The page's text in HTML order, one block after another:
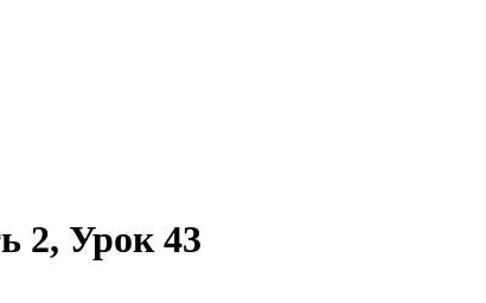
2, Урок 43